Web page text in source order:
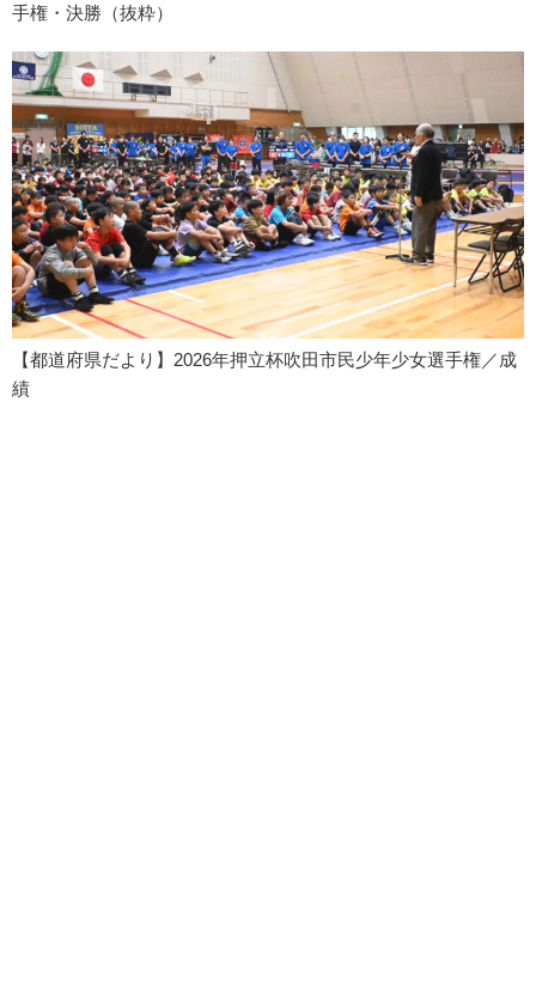
手権・決勝（抜粋）
【都道府県だより】2026年押立杯吹田市民少年少女選手権／成
績